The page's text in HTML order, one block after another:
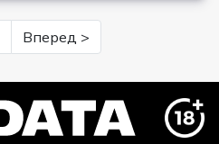
Вперед >